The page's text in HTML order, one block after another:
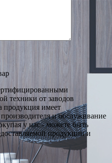
техники от заводов
продукция имеет
и обслуживание
у нас - можете быть
продукции и